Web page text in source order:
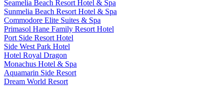
Seamelia Beach Resort Hotel & Spa
Sunmelia Beach Resort Hotel & Spa
Commodore Elite Suites & Spa
Primasol Hane Family Resort Hotel
Port Side Resort Hotel
Side West Park Hotel
Hotel Royal Dragon
Monachus Hotel & Spa
Aquamarin Side Resort
Dream World Resort